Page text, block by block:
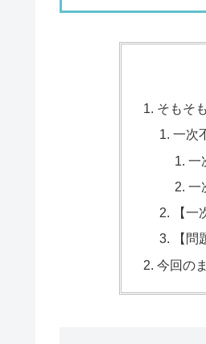
そもそ
一次
一
一
【
【問
今回の